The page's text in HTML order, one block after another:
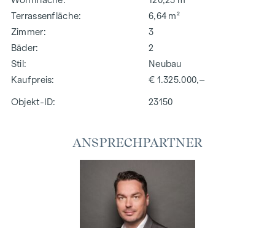
Terrassenfläche
6,64 m²
Zimmer
3
Bäder
2
Stil
Neubau
Kaufpreis
€ 1.325.000,–
Objekt-ID: 23150
ANSPRECHPARTNER